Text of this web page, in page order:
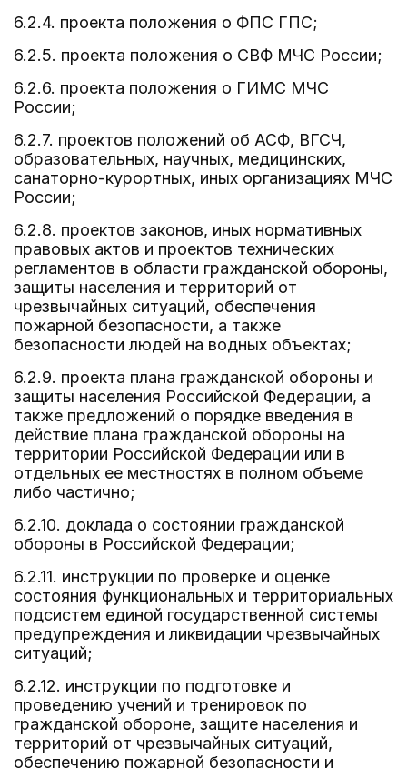
6.2.4. проекта положения о ФПС ГПС;
6.2.5. проекта положения о СВФ МЧС России;
6.2.6. проекта положения о ГИМС МЧС
России;
6.2.7. проектов положений об АСФ, ВГСЧ,
образовательных, научных, медицинских,
санаторно-курортных, иных организациях МЧС
России;
6.2.8. проектов законов, иных нормативных
правовых актов и проектов технических
регламентов в области гражданской обороны,
защиты населения и территорий от
чрезвычайных ситуаций, обеспечения
пожарной безопасности, а также
безопасности людей на водных объектах;
6.2.9. проекта плана гражданской обороны и
защиты населения Российской Федерации, а
также предложений о порядке введения в
действие плана гражданской обороны на
территории Российской Федерации или в
отдельных ее местностях в полном объеме
либо частично;
6.2.10. доклада о состоянии гражданской
обороны в Российской Федерации;
6.2.11. инструкции по проверке и оценке
состояния функциональных и территориальных
подсистем единой государственной системы
предупреждения и ликвидации чрезвычайных
ситуаций;
6.2.12. инструкции по подготовке и
проведению учений и тренировок по
гражданской обороне, защите населения и
территорий от чрезвычайных ситуаций,
обеспечению пожарной безопасности и